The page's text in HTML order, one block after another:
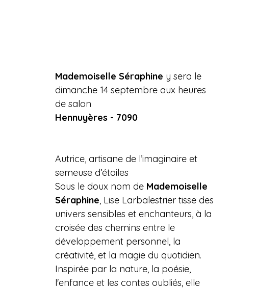
Mademoiselle Séraphine y sera le
dimanche 14 septembre aux heures
de salon
Hennuyères - 7090
Autrice, artisane de l’imaginaire et
semeuse d’étoiles
Sous le doux nom de Mademoiselle
Séraphine, Lise Larbalestrier tisse des
univers sensibles et enchanteurs, à la
croisée des chemins entre le
développement personnel, la
créativité, et la magie du quotidien.
Inspirée par la nature, la poésie,
l'enfance et les contes oubliés, elle